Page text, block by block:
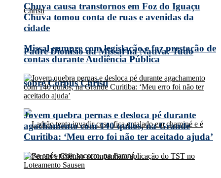
Padre Dionísio da Missal na Nativa: Tudo
sobre Corpus Christi
Chuva causa transtornos em Foz do Iguaçu
Chuva tomou conta de ruas e avenidas da
cidade
Missal cumpre com legislação e faz prestação de
contas durante Audiência Pública
Jovem quebra pernas e desloca pé durante
agachamento com 140 quilos, na Grande
Curitiba: ‘Meu erro foi não ter aceitado ajuda’